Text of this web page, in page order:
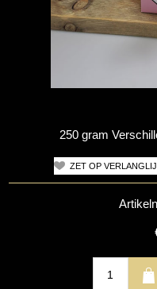
250 gram